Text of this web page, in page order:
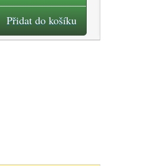
Přidat do košíku